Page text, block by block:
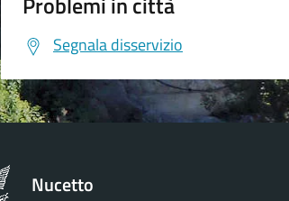
Segnala disservizio
Nucetto